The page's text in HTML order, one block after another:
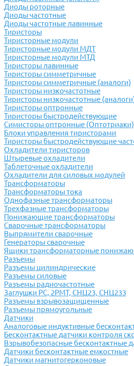
Диоды роторные
Диоды частотные
Диоды частотные лавинные
Тиристоры
Тиристорные модули
Тиристорные модули МДТ
Тиристорные модули МТД
Тиристоры лавинные
Тиристоры симметричные
Тиристоры симметричные (аналоги)
Тиристоры низкочастотные
Тиристоры низкочастотные
Тиристоры оптронные
Тиристоры быстродействующие
Симисторы оптронные (Оптотриаки)
Блоки управления тиристорами
Тиристоры быстродействующие
Охладители тиристоров
Штыревые охладители
Таблеточные охладители
Охладители для силовых модулей
Трансформаторы
Трансформаторы тока
Однофазные трансформаторы
Трехфазные трансформаторы
Понижающие трансформаторы
Сварочные трансформаторы
Выпрямители сварочные
Генераторы сварочные
Ящики трансформаторные
Разъемы
Разъемы цилиндрические
Разъемы силовые
Разъемы радиочастотные
Заглушки РС, 2РМТ, СНЦ23, СНЦ233
Разъемы взрывозащищенные
Разъемы прямоугольные
Датчики
Аналоговые индуктивные
Бесконтактные датчики контроля
Взрывобезопасные бесконтактные
Датчики бесконтактные емкостные
Датчики магнитогерконовые